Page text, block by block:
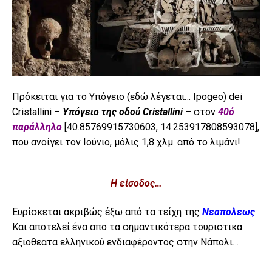
Πρόκειται για το Υπόγειο (εδώ λέγεται… Ipogeo) dei
Cristallini – Υπόγειο της οδού Cristallini– στον 40ό
παράλληλο [40.85769915730603, 14.253917808593078],
που ανοίγει τον Ιούνιο, μόλις 1,8 χλμ. από το λιμάνι!
Η είσοδος…
Ευρίσκεται ακριβώς έξω από τα τείχη της Νεαπολεως.
Και αποτελεί ένα απο τα σημαντικότερα τουριστικα
αξιοθεατα ελληνικού ενδιαφέροντος στην Νάπολι…